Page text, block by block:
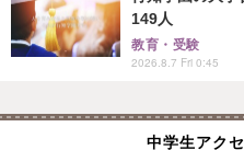
149人
教育・受験
2026.8.7 Fri 0:45
中学生アク